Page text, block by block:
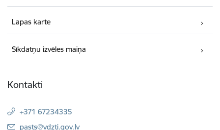
Lapas karte
Sīkdatņu izvēles maiņa
Kontakti
+371 67234335
E-pasts:
pasts@vdzti.gov.lv